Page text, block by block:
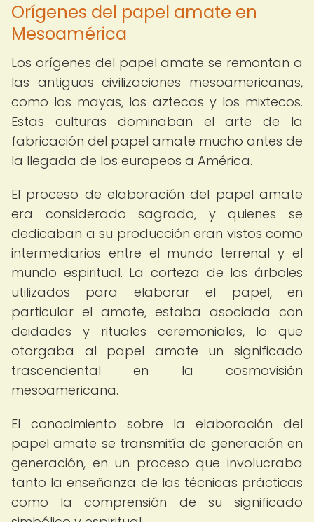
Orígenes del papel amate en
Mesoamérica
Los orígenes del papel amate se remontan a
las antiguas civilizaciones mesoamericanas,
como los mayas, los aztecas y los mixtecos.
Estas culturas dominaban el arte de la
fabricación del papel amate mucho antes de
la llegada de los europeos a América.
El proceso de elaboración del papel amate
era considerado sagrado, y quienes se
dedicaban a su producción eran vistos como
intermediarios entre el mundo terrenal y el
mundo espiritual. La corteza de los árboles
utilizados para elaborar el papel, en
particular el amate, estaba asociada con
deidades y rituales ceremoniales, lo que
otorgaba al papel amate un significado
trascendental en la cosmovisión
mesoamericana.
El conocimiento sobre la elaboración del
papel amate se transmitía de generación en
generación, en un proceso que involucraba
tanto la enseñanza de las técnicas prácticas
como la comprensión de su significado